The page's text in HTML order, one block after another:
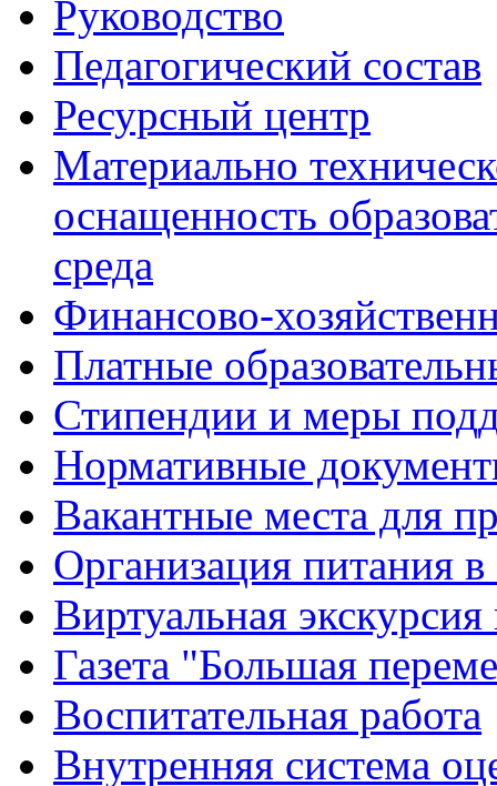
Руководство
Педагогический состав
Ресурсный центр
Материально
оснащенность
среда
Финансово-
Платные
Стипендии и меры
Нормативные
Вакантные места для
Организация питания в
Виртуальная
Газета "Большая
Воспитательная работа
Внутренняя система